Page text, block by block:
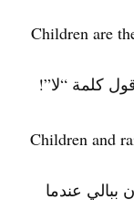
!”Children are
كلمة “لا”!
.Children and
عندما